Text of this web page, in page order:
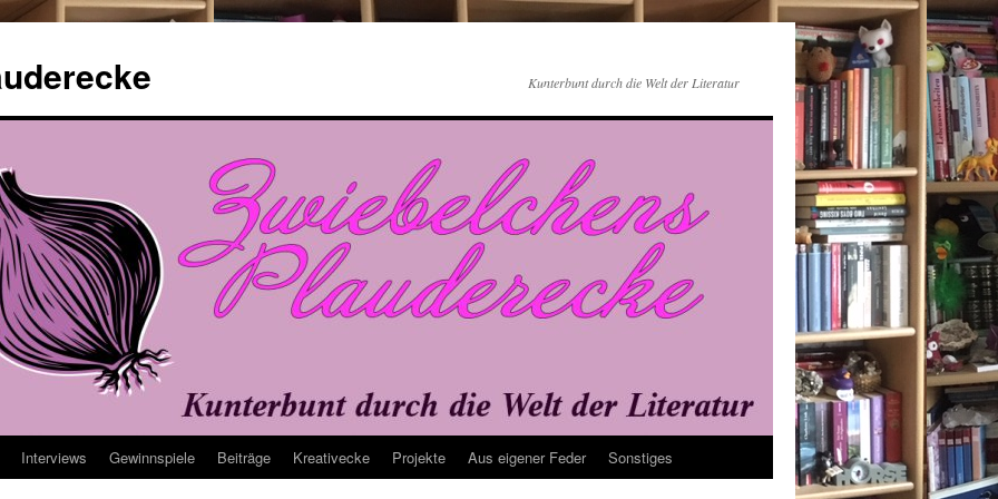
Kunterbunt durch die Welt der Literatur
Interviews Gewinnspiele Beiträge Kreativecke Projekte Aus eigener Feder Sonstiges